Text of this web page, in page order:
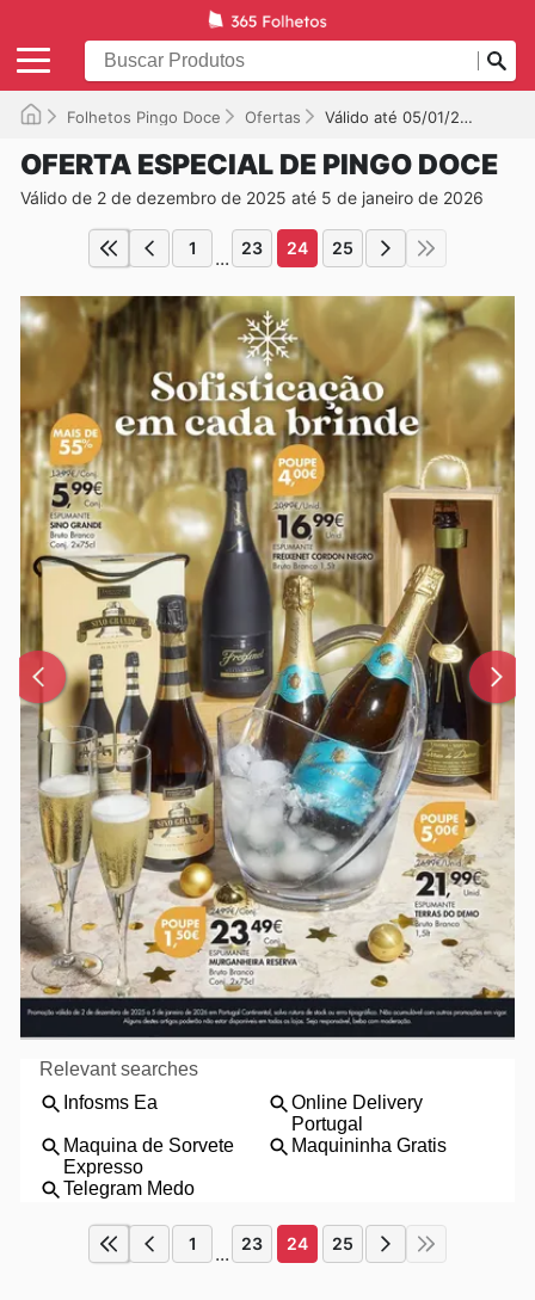
Folhetos Pingo Doce Ofertas Válido até 05/01/2026
OFERTA ESPECIAL DE PINGO DOCE
Válido de 2 de dezembro de 2025 até 5 de janeiro de 2026
1 ... 23 24 25
1 ... 23 24 25